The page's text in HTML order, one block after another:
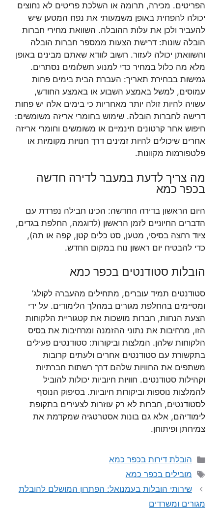
הפריטים. מכירה, תרומה או השלכת פריטים לא נחוצים
יכולה להפחית באופן משמעותי את נפח המטען שיש
להעביר ולכן את עלות ההובלה. השוואת מחירי חברות
הובלה שונות: דרישת הצעות ממספר חברות הובלה
והשוואתן יכולה לעזור. חשוב לוודא שאתם מבינים באופן
מלא מה כלול במחיר כדי למנוע תשלומים נסתרים.
גמישות בבחירת תאריך: העברת הבית בימים פחות
עמוסים, למשל באמצע השבוע או באמצע החודש,
עשויה להיות זולה יותר מאחריות כי בימים אלה יש פחות
דרישה לחברות הובלה. שימוש בחומרי אריזה משומשים:
חיפוש אחר קרטונים חינמיים או משומשים וחומרי אריזה
אחרים שיכולים להיות זמינים דרך חנויות מקומיות או
פלטפורמות מקוונות.
מה צריך לדעת במעבר לדירה חדשה
בכפר כמא
היום הראשון בדירה החדשה: הכינו חבילה נפרדת עם
הדברים החיוניים לזמן הראשון (לדוגמה, החלפת בגדים,
ציוד רחצה בסיסי, מטען, סט כלים קטן, קפה או תה),
כדי להבטיח יום ראשון נוח במקום החדש.
הובלות סטודנטים בכפר כמא
סטודנטים תמיד עוברים, מתחילים מהעברה לקולג’
ומסיימים בהחלפת מגורים במהלך הלימודים. על ידי
הצעת הנחות, חברות מושכות את קטגוריית הלקוחות
הזו, מרחיבות את נתוני ההזמנה ומרחיבות את בסיס
הלקוחות שלהן. המלצות וביקורות: סטודנטים פעילים
בתקשורת עם סטודנטים אחרים ולעתים קרובות
משתפים את החוויות שלהם דרך רשתות חברתיות
וקהילות סטודנטים. חוויות חיוביות יכולות להוביל
להמלצות נוספות וביקורות חיוביות. בסיפוק הנוסף
לסטודנטים, חברות לא רק עוזרות לצעירים בתקופת
לימודיהם, אלא גם בונות אסטרטגיה שמקדמת את
צמיחתן ופיתוחן.
קטגוריות
הובלת דירות בכפר כמא
תגיות
מובילים בכפר כמא
שירותי הובלות בעמנואל: הפתרון המושלם להובלת
מגורים ומשרדים